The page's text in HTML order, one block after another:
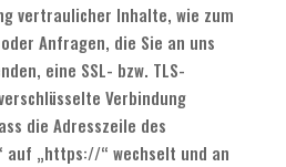
vertraulicher Inhalte, wie zum
Anfragen, die Sie an uns
eine SSL- bzw. TLS-
Verbindung
die Adresszeile des
auf „https://“ wechselt und an